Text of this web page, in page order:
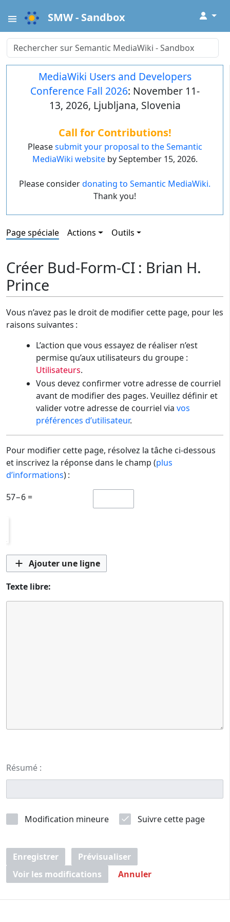
SMW - Sandbox ↓
MediaWiki Users and Developers
Conference Fall 2026: November 11-
13, 2026, Ljubljana, Slovenia
Call for Contributions!
Pleasesubmit your proposal to the Semantic
MediaWiki websiteby September 15, 2026.
Please considerdonating to Semantic MediaWiki.
Thank you!
Page spéciale Actions Outils
Créer Bud-Form-CI : Brian H.
Prince
Vous n’avez pas le droit de modifier cette page, pour les
raisons suivantes :
L’action que vous essayez de réaliser n’est
permise qu’aux utilisateurs du groupe :
Utilisateurs.
Vous devez confirmer votre adresse de courriel
avant de modifier des pages. Veuillez définir et
valider votre adresse de courriel via vos
préférences d’utilisateur.
Pour modifier cette page, résolvez la tâche ci-dessous
et inscrivez la réponse dans le champ (plus
d’informations) :
57−6 =
Ajouter une ligne
Texte libre:
Résumé :
Modification mineure Suivre cette page
Enregistrer
Prévisualiser
Voir les modifications
Annuler